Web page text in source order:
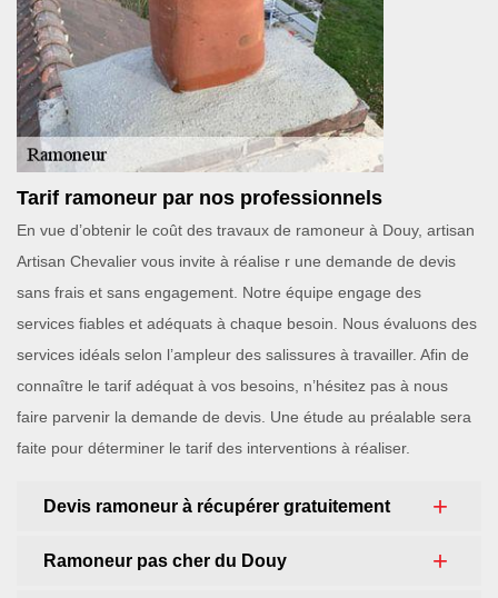
Tarif ramoneur par nos professionnels
En vue d’obtenir le coût des travaux de ramoneur à Douy, artisan
Artisan Chevalier vous invite à réalise r une demande de devis
sans frais et sans engagement. Notre équipe engage des
services fiables et adéquats à chaque besoin. Nous évaluons des
services idéals selon l’ampleur des salissures à travailler. Afin de
connaître le tarif adéquat à vos besoins, n’hésitez pas à nous
faire parvenir la demande de devis. Une étude au préalable sera
faite pour déterminer le tarif des interventions à réaliser.
Devis ramoneur à récupérer gratuitement
Ramoneur pas cher du Douy